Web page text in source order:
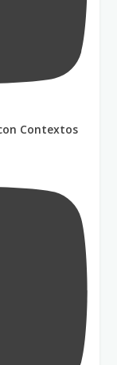
Contextos